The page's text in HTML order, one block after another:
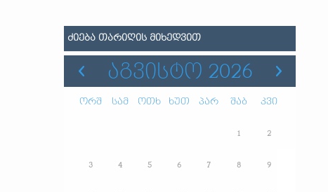
ᲫᲘᲔᲑᲐ ᲗᲐᲠᲘᲦᲘᲡ ᲛᲘᲮᲔᲓᲕᲘᲗ
ᲐᲒᲕᲘᲡᲢᲝ 2026
ორშ სამ ოთხ ხუთ პარ შაბ კვი
1 2
3 4 5 6 7 8 9